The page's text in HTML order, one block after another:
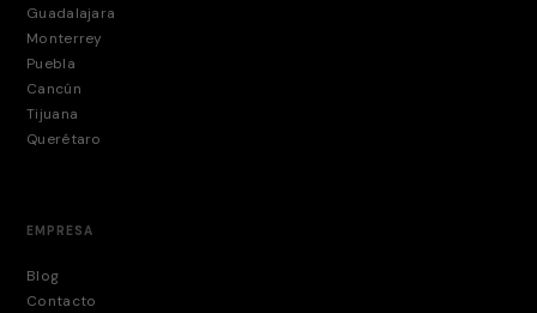
Guadalajara
Monterrey
Puebla
Cancún
Tijuana
Querétaro
EMPRESA
Blog
Contacto